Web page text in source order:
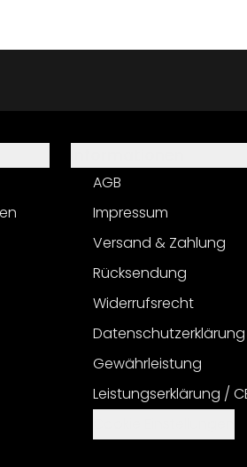
AGB
Impressum
Versand & Zahlung
Rücksendung
Widerrufsrecht
Datenschutzerklärung
Gewährleistung
Leistungserklärung /